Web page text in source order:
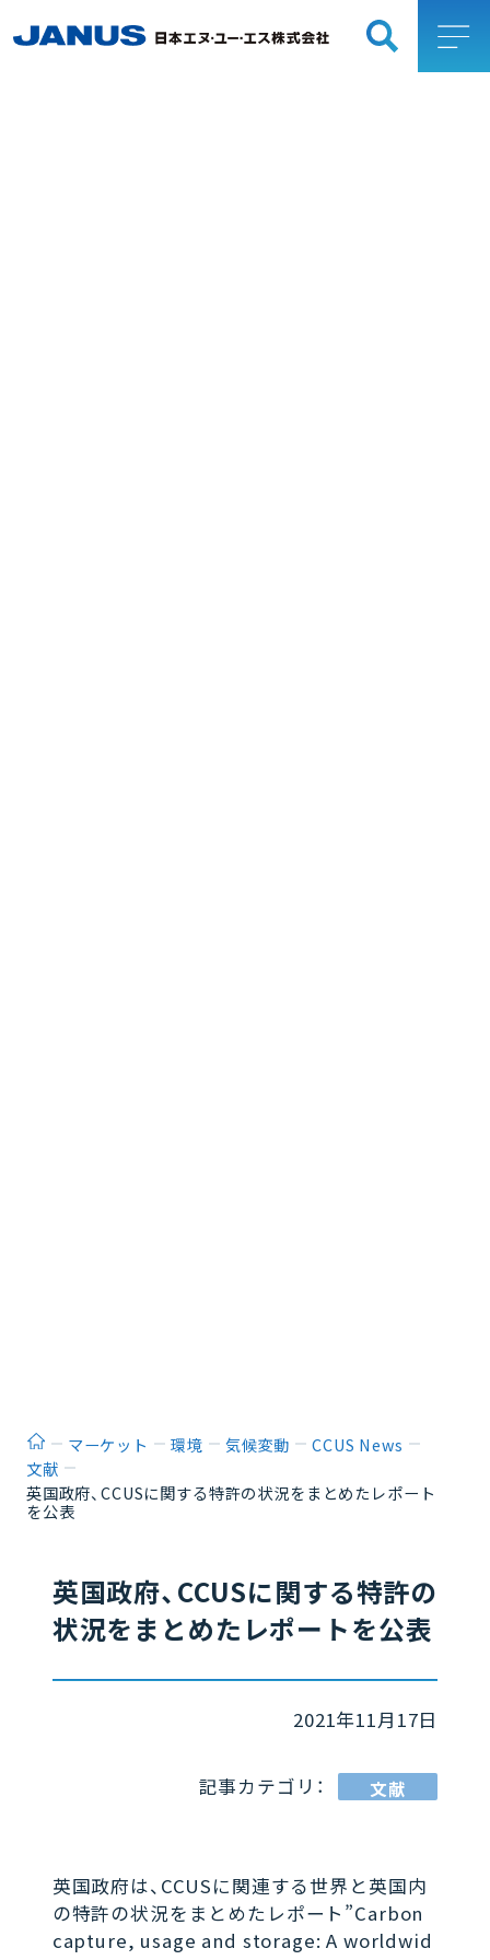
ホームマーケット 環境 気候変動
CCUS News
文献
英国政府、CCUSに関する特許の状況をまとめたレポート
を公表
英国政府、CCUSに関する特許の
状況をまとめたレポートを公表
2021年11月17日
記事カテゴリ： 文献
英国政府は、CCUSに関連する世界と英国内
の特許の状況をまとめたレポート”Carbon
capture, usage and storage: A worldwid